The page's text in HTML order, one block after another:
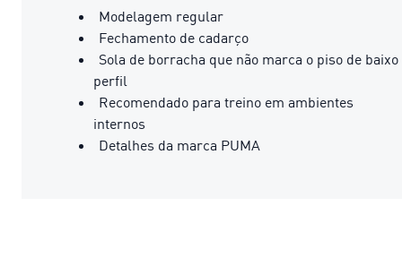
Modelagem regular
Fechamento de cadarço
Sola de borracha que não marca o piso de baixo
perfil
Recomendado para treino em ambientes
internos
Detalhes da marca PUMA